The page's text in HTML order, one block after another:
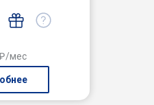
мес